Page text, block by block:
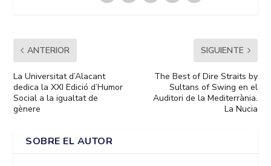
ANTERIOR
La Universitat d’Alacant
dedica la XXI Edició d’Humor
Social a la igualtat de
gènere
SIGUIENTE
The Best of Dire Straits by
Sultans of Swing en el
Auditori de la Mediterrània.
La Nucia
SOBRE EL AUTOR